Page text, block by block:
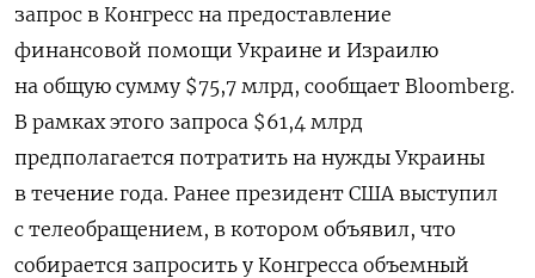
запрос в Конгресс на предоставление
финансовой помощи Украине и Израилю
на общую сумму $75,7 млрд, сообщает Bloomberg.
В рамках этого запроса $61,4 млрд
предполагается потратить на нужды Украины
в течение года. Ранее президент США выступил
с телеобращением, в котором объявил, что
собирается запросить у Конгресса объемный